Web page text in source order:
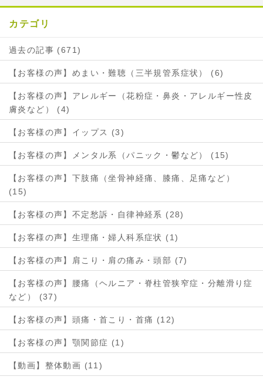
カテゴリ
過去の記事 (671)
【お客様の声】めまい・難聴（三半規管系症状） (6)
【お客様の声】アレルギー（花粉症・鼻炎・アレルギー性皮
膚炎など） (4)
【お客様の声】イップス (3)
【お客様の声】メンタル系（パニック・鬱など） (15)
【お客様の声】下肢痛（坐骨神経痛、膝痛、足痛など）
(15)
【お客様の声】不定愁訴・自律神経系 (28)
【お客様の声】生理痛・婦人科系症状 (1)
【お客様の声】肩こり・肩の痛み・頭部 (7)
【お客様の声】腰痛（ヘルニア・脊柱管狭窄症・分離滑り症
など） (37)
【お客様の声】頭痛・首こり・首痛 (12)
【お客様の声】顎関節症 (1)
【動画】整体動画 (11)